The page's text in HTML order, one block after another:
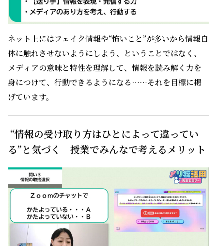
ネット上にはフェイク情報や“怖いこと”が多いから情報自
体に触れさせないようにしよう、ということではなく、
メディアの意味と特性を理解して、情報を読み解く力を
身につけて、行動できるようになる……それを目標に掲
げています。
“情報の受け取り方はひとによって違ってい
る”と気づく 授業でみんなで考えるメリット